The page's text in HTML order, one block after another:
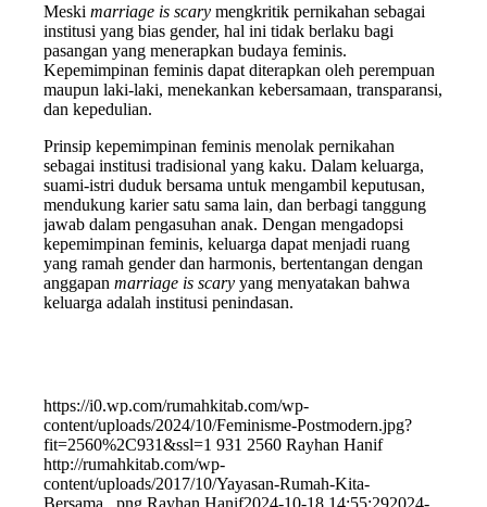
Meskimarriage is scary mengkritik pernikahan sebagai
institusi yang bias gender, hal ini tidak berlaku bagi
pasangan yang menerapkan budaya feminis.
Kepemimpinan feminis dapat diterapkan oleh perempuan
maupun laki-laki, menekankan kebersamaan, transparansi,
dan kepedulian.
Prinsip kepemimpinan feminis menolak pernikahan
sebagai institusi tradisional yang kaku. Dalam keluarga,
suami-istri duduk bersama untuk mengambil keputusan,
mendukung karier satu sama lain, dan berbagi tanggung
jawab dalam pengasuhan anak. Dengan mengadopsi
kepemimpinan feminis, keluarga dapat menjadi ruang
yang ramah gender dan harmonis, bertentangan dengan
anggapanmarriage is scary yang menyatakan bahwa
keluarga adalah institusi penindasan.
https://i0.wp.com/rumahkitab.com/wp-
content/uploads/2024/10/Feminisme-Postmodern.jpg?
fit=2560%2C931&ssl=1 931 2560 Rayhan Hanif
http://rumahkitab.com/wp-
content/uploads/2017/10/Yayasan-Rumah-Kita-
Bersama_.png Rayhan Hanif2024-10-18 14:55:292024-